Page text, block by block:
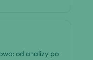
od analizy po